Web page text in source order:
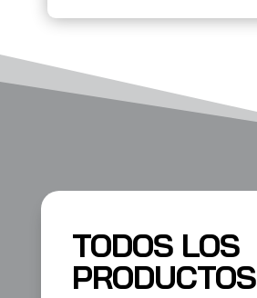
TODOS LOS
PRODUCTOS